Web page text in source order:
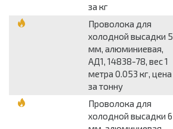
за кг
Проволока для
холодной высадки 5
мм, алюминиевая,
АД1, 14838-78, вес 1
метра 0.053 кг, цена
за тонну
Проволока для
холодной высадки 6